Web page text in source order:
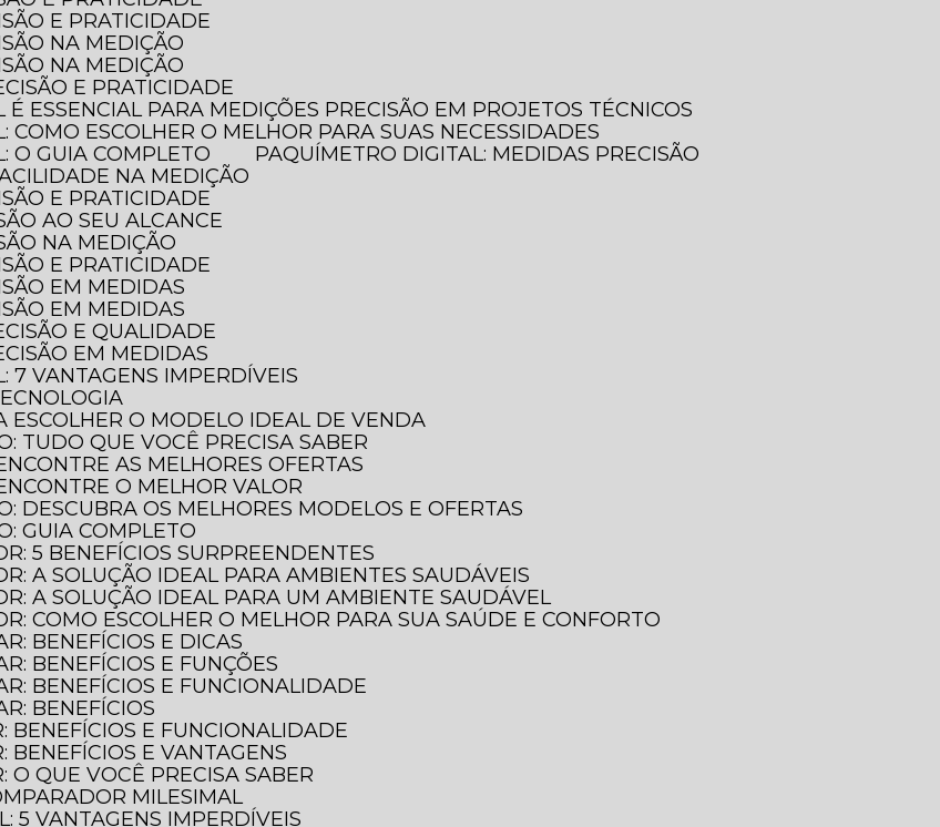
E PRATICIDADE
NA MEDIÇÃO
NA MEDIÇÃO
E PRATICIDADE
É ESSENCIAL PARA MEDIÇÕES PRECISÃO EM PROJETOS TÉCNICOS
COMO ESCOLHER O MELHOR PARA SUAS NECESSIDADES
O GUIA COMPLETO
PAQUÍMETRO DIGITAL: MEDIDAS PRECISÃO
NA MEDIÇÃO
E PRATICIDADE
AO SEU ALCANCE
NA MEDIÇÃO
E PRATICIDADE
EM MEDIDAS
EM MEDIDAS
E QUALIDADE
EM MEDIDAS
7 VANTAGENS IMPERDÍVEIS
ESCOLHER O MODELO IDEAL DE VENDA
TUDO QUE VOCÊ PRECISA SABER
AS MELHORES OFERTAS
O MELHOR VALOR
DESCUBRA OS MELHORES MODELOS E OFERTAS
GUIA COMPLETO
5 BENEFÍCIOS SURPREENDENTES
A SOLUÇÃO IDEAL PARA AMBIENTES SAUDÁVEIS
A SOLUÇÃO IDEAL PARA UM AMBIENTE SAUDÁVEL
COMO ESCOLHER O MELHOR PARA SUA SAÚDE E CONFORTO
BENEFÍCIOS E DICAS
BENEFÍCIOS E FUNÇÕES
BENEFÍCIOS E FUNCIONALIDADE
BENEFÍCIOS
BENEFÍCIOS E FUNCIONALIDADE
BENEFÍCIOS E VANTAGENS
O QUE VOCÊ PRECISA SABER
MILESIMAL
5 VANTAGENS IMPERDÍVEIS